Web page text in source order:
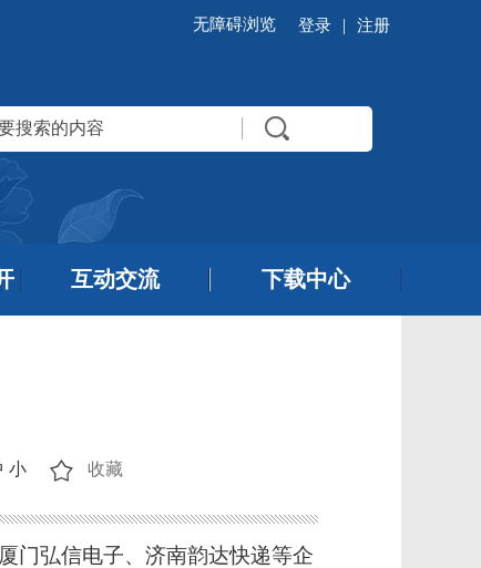
无障碍浏览 登录 | 注册
互动交流 下载中心
小 收藏
门弘信电子、济南韵达快递等企